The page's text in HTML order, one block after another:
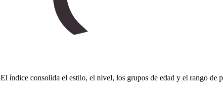
El índice consolida el estilo, el nivel, los grupos de edad y el rango de